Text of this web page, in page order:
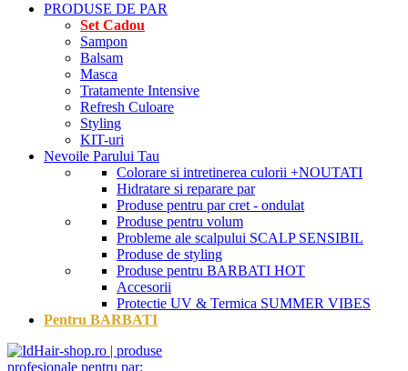
PRODUSE DE PAR
Set Cadou
Sampon
Balsam
Masca
Tratamente Intensive
Refresh Culoare
Styling
KIT-uri
Nevoile Parului Tau
Colorare si intretinerea culorii +NOUTATI
Hidratare si reparare par
Produse pentru par cret - ondulat
Produse pentru volum
Probleme ale scalpului SCALP SENSIBIL
Produse de styling
Produse pentru BARBATI HOT
Accesorii
Protectie UV & Termica SUMMER VIBES
Pentru BARBATI